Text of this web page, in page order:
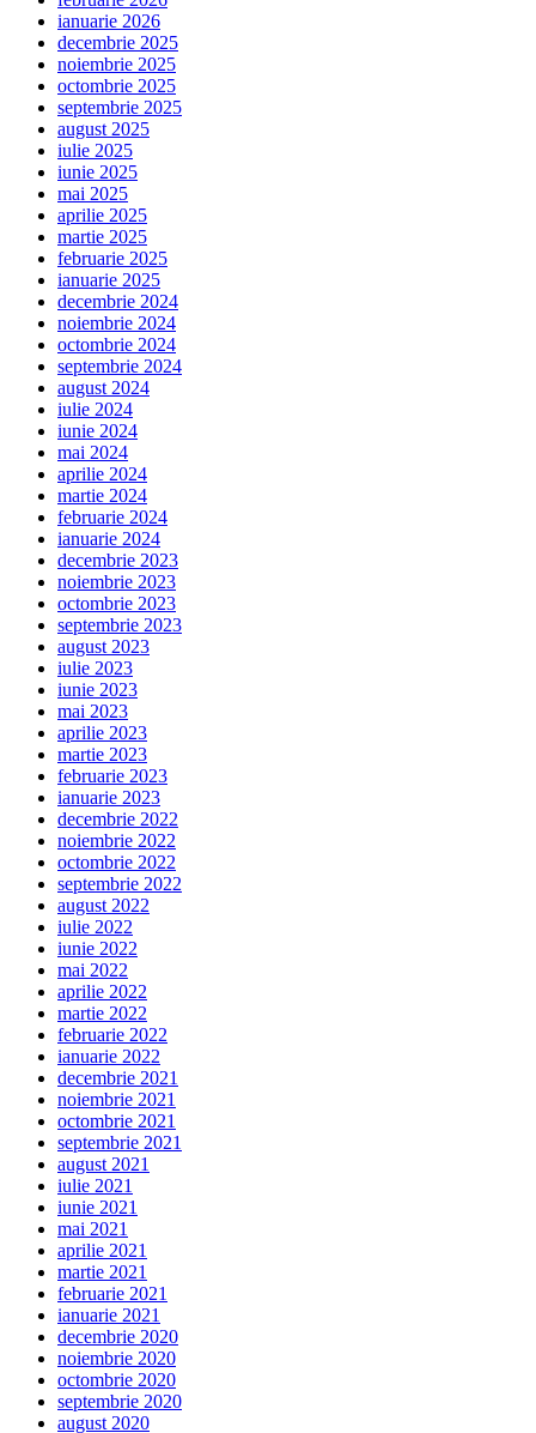
ianuarie 2026
decembrie 2025
noiembrie 2025
octombrie 2025
septembrie 2025
august 2025
iulie 2025
iunie 2025
mai 2025
aprilie 2025
martie 2025
februarie 2025
ianuarie 2025
decembrie 2024
noiembrie 2024
octombrie 2024
septembrie 2024
august 2024
iulie 2024
iunie 2024
mai 2024
aprilie 2024
martie 2024
februarie 2024
ianuarie 2024
decembrie 2023
noiembrie 2023
octombrie 2023
septembrie 2023
august 2023
iulie 2023
iunie 2023
mai 2023
aprilie 2023
martie 2023
februarie 2023
ianuarie 2023
decembrie 2022
noiembrie 2022
octombrie 2022
septembrie 2022
august 2022
iulie 2022
iunie 2022
mai 2022
aprilie 2022
martie 2022
februarie 2022
ianuarie 2022
decembrie 2021
noiembrie 2021
octombrie 2021
septembrie 2021
august 2021
iulie 2021
iunie 2021
mai 2021
aprilie 2021
martie 2021
februarie 2021
ianuarie 2021
decembrie 2020
noiembrie 2020
octombrie 2020
septembrie 2020
august 2020